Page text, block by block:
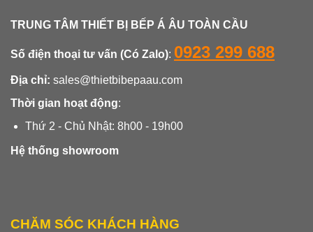
TRUNG TÂM THIẾT BỊ BẾP Á ÂU TOÀN CẦU
Số điện thoại tư vấn (Có Zalo): 0923 299 688
Địa chỉ: sales@thietbibepaau.com
Thời gian hoạt động:
Thứ 2 - Chủ Nhật: 8h00 - 19h00
Hệ thống showroom
CHĂM SÓC KHÁCH HÀNG